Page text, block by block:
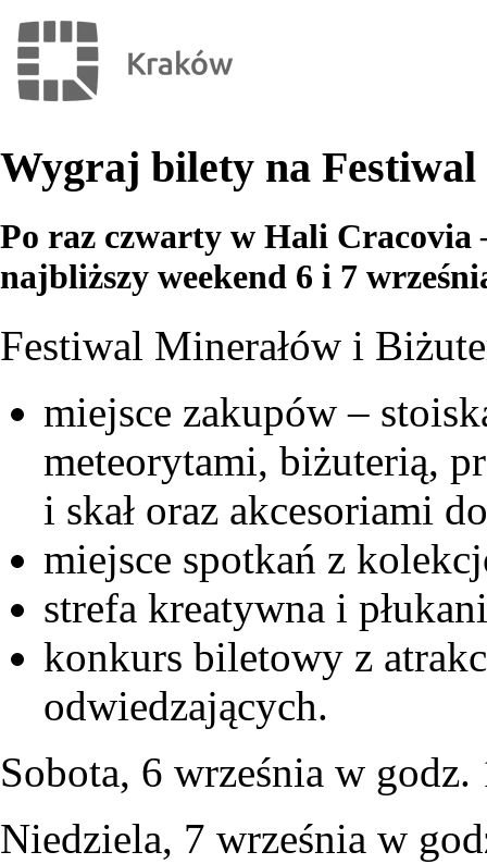
Wygraj bilety na
Po raz czwarty w Hali
najbliższy weekend 6 i 7
Festiwal Minerałów i
miejsce zakupów –
meteorytami, biżuterią,
i skał oraz akcesoriami
miejsce spotkań z
strefa kreatywna i
konkurs biletowy z
odwiedzających.
Sobota, 6 września w
Niedziela, 7 września w